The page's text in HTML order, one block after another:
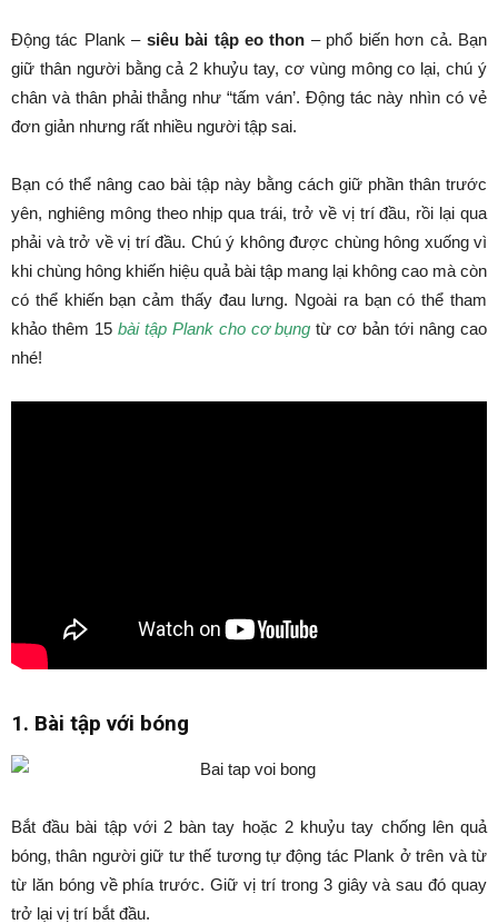
Động tác Plank – siêu bài tập eo thon – phổ biến hơn cả. Bạn
giữ thân người bằng cả 2 khuỷu tay, cơ vùng mông co lại, chú ý
chân và thân phải thẳng như “tấm ván’. Động tác này nhìn có vẻ
đơn giản nhưng rất nhiều người tập sai.
Bạn có thể nâng cao bài tập này bằng cách giữ phần thân trước
yên, nghiêng mông theo nhịp qua trái, trở về vị trí đầu, rồi lại qua
phải và trở về vị trí đầu. Chú ý không được chùng hông xuống vì
khi chùng hông khiến hiệu quả bài tập mang lại không cao mà còn
có thể khiến bạn cảm thấy đau lưng. Ngoài ra bạn có thể tham
khảo thêm 15 bài tập Plank cho cơ bụng từ cơ bản tới nâng cao
nhé!
1. Bài tập với bóng
Bắt đầu bài tập với 2 bàn tay hoặc 2 khuỷu tay chống lên quả
bóng, thân người giữ tư thế tương tự động tác Plank ở trên và từ
từ lăn bóng về phía trước. Giữ vị trí trong 3 giây và sau đó quay
trở lại vị trí bắt đầu.